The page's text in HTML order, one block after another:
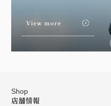
Shop
店舗情報